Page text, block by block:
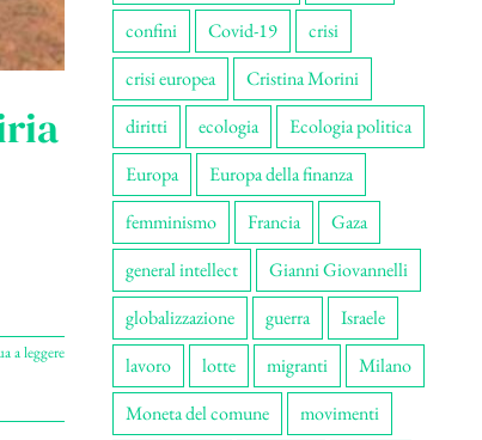
a leggere
confini
Covid-19
crisi
crisi europea
Cristina Morini
diritti
ecologia
Ecologia politica
Europa
Europa della finanza
femminismo
Francia
Gaza
general intellect
Gianni Giovannelli
globalizzazione
guerra
Israele
lavoro
lotte migranti
Milano
Moneta del comune
movimenti